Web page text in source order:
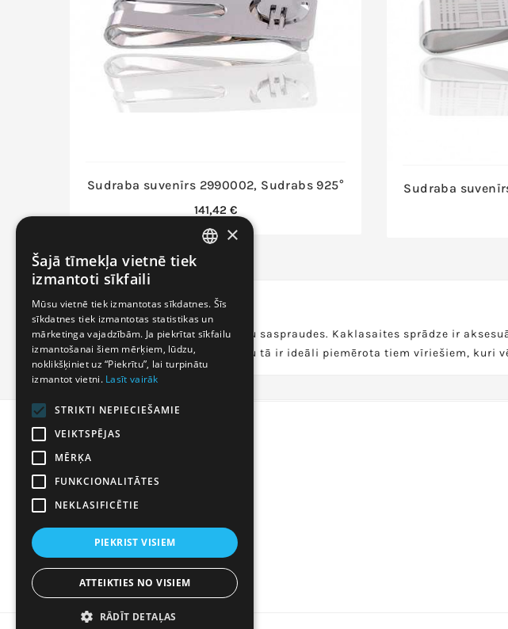
Sudraba suvenīrs 2990002, Sudrabs 925°
141,42 €Cena
Sudraba
SUVENĪRI
Suvenīri ir sudraba kaklasaišu saspraudes. Kaklasaites sprādze ir
Tā nav ierasta rotaslieta, taču tā ir ideāli piemērota tiem vīriešiem, kuri
VEIKALA INFORMĀCIJA
02190 Vilnius
+37060332405
LITHUANIAN
RUSSIAN
ENGLISH
×
Šajā tīmekļa vietnē tiek
izmantoti sīkfaili
Mūsu vietnē tiek izmantotas sīkdatnes. Šīs
sīkdatnes tiek izmantotas statistikas un
mārketinga vajadzībām. Ja piekrītat sīkfailu
izmantošanai šiem mērķiem, lūdzu,
noklikšķiniet uz “Piekrītu”, lai turpinātu
izmantot vietni. Lasīt vairāk
STRIKTI NEPIECIEŠAMIE
VEIKTSPĒJAS
MĒRĶA
FUNKCIONALITĀTES
NEKLASIFICĒTIE
PIEKRIST VISIEM
ATTEIKTIES NO VISIEM
RĀDĪT DETAĻAS